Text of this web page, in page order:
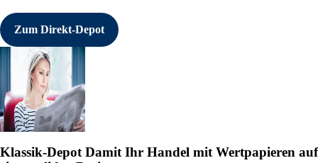
Zum Direkt-Depot
Klassik-DepotDamit Ihr Handel mit Wertpapieren auf